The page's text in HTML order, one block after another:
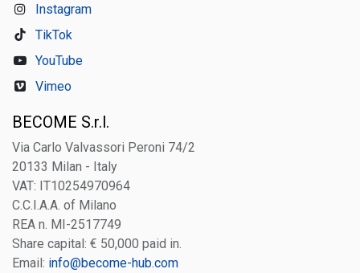
Instagram
TikTok
YouTube
Vimeo
BECOME S.r.l.
Via Carlo Valvassori Peroni 74/2
20133 Milan - Italy
VAT: IT10254970964
C.C.I.A.A. of Milano
REA n. MI-2517749
Share capital: € 50,000 paid in.
Email: info@become-hub.com